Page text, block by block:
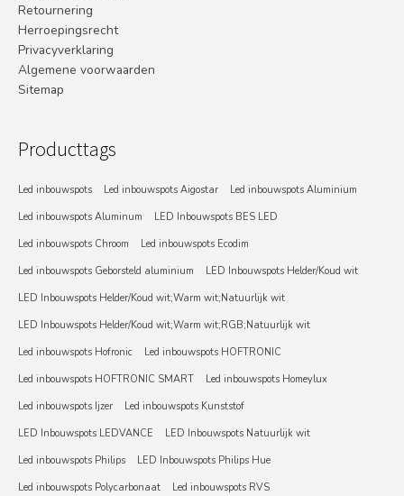
Retournering
Herroepingsrecht
Privacyverklaring
Algemene voorwaarden
Sitemap
Producttags
Led inbouwspots Led inbouwspots Aigostar
Led inbouwspots Aluminium
Led inbouwspots Aluminum
LED Inbouwspots BES LED
Led inbouwspots Chroom
Led inbouwspots Ecodim
Led inbouwspots Geborsteld aluminium
LED Inbouwspots Helder/Koud wit
LED Inbouwspots Helder/Koud wit;Warm wit;Natuurlijk wit
LED Inbouwspots Helder/Koud wit;Warm wit;RGB;Natuurlijk wit
Led inbouwspots Hofronic
Led inbouwspots HOFTRONIC
Led inbouwspots HOFTRONIC SMART
Led inbouwspots Homeylux
Led inbouwspots Ijzer
Led inbouwspots Kunststof
LED Inbouwspots LEDVANCE
LED Inbouwspots Natuurlijk wit
Led inbouwspots Philips
LED Inbouwspots Philips Hue
Led inbouwspots Polycarbonaat
Led inbouwspots RVS